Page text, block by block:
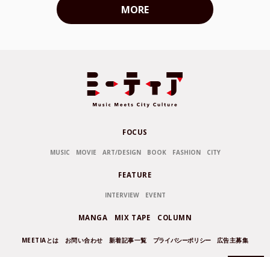
MORE
FOCUS
MUSIC MOVIE ART/DESIGN BOOK FASHION CITY
FEATURE
INTERVIEW EVENT
MANGA MIX TAPE COLUMN
MEETIAとは お問い合わせ 新着記事一覧 プライバシーポリシー 広告主募集